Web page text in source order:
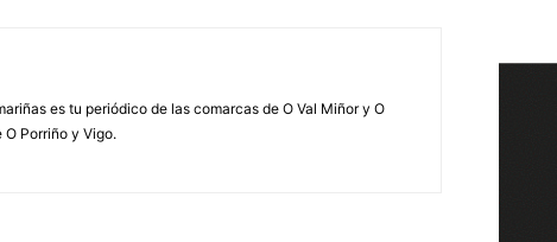
es tu periódico de las comarcas de O Val Miñor y O
Porriño y Vigo.